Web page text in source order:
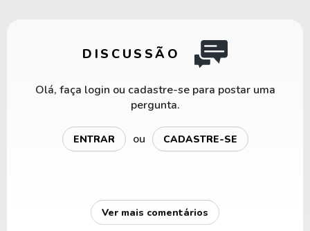
DISCUSSÃO
Olá, faça login ou cadastre-se para postar uma
pergunta.
ENTRAR ou CADASTRE-SE
Ver mais comentários